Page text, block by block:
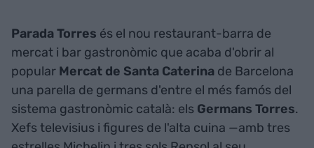
Parada Torres és el nou restaurant-barra de
mercat i bar gastronòmic que acaba d'obrir al
popular Mercat de Santa Caterina de Barcelona
una parella de germans d'entre el més famós del
sistema gastronòmic català: els Germans Torres.
Xefs televisius i figures de l'alta cuina —amb tres